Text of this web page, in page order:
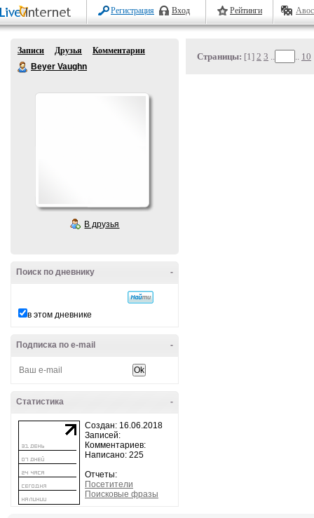
Регистрация Вход Рейтинги
Записи Друзья
Комментарии
Beyer Vaughn
В друзья
-
Поиск по дневнику
в этом дневнике
-
Подписка по e-mail
-
Статистика
Создан: 16.06.2018
Записей:
Комментариев:
Написано: 225
Отчеты:
Посетители
Поисковые фразы
Страницы: [1] 2 3 .. .. 10